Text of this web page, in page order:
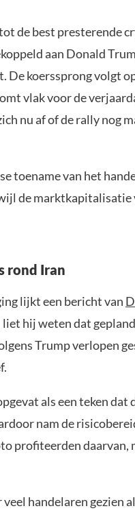
de best presterende
aan Donald
De koerssprong volgt
vlak voor de
nu af of de rally nog
toename van het
de marktkapitalisatie
rond Iran
lijkt een bericht van
hij weten dat
Trump verlopen
als een teken dat
nam de
profiteerden daarvan,
handelaren gezien